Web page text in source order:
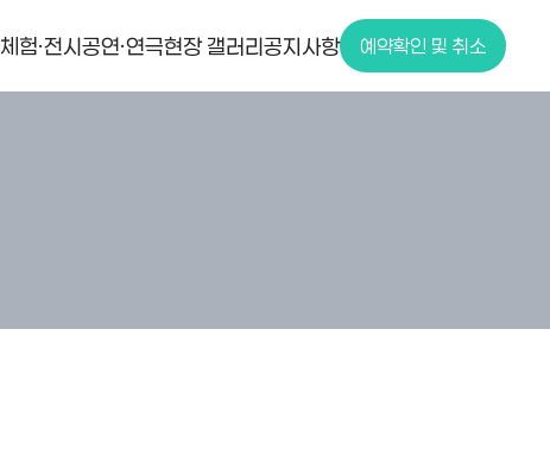
체험·전시공연·연극현장 갤러리공지사항 예약확인 및 취소